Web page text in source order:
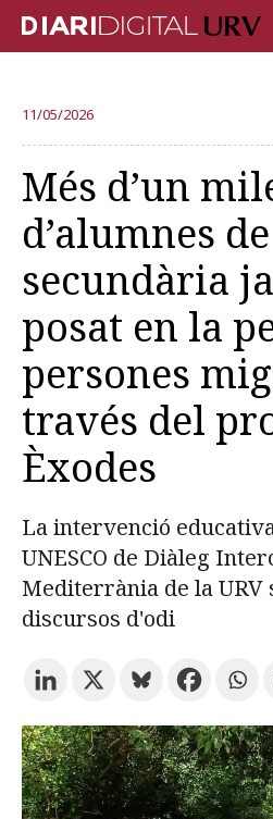
RECERCA
DOCÈNCIA
INSTITUCIÓ
VIDA AL CAMPUS
COMUNITAT URV
Més categories
Prova la cerca
Subscriu-te als butlletins de
11/05/2026
Més d’un
d’alumnes de
secundària
posat en la
persones
través del
Èxodes
La intervenció
UNESCO de Diàleg
Mediterrània de la
discursos d'odi